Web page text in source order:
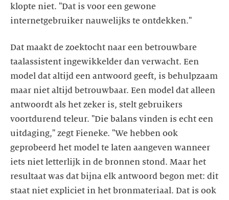
klopte niet. "Dat is voor een gewone
internetgebruiker nauwelijks te ontdekken."
Dat maakt de zoektocht naar een betrouwbare
taalassistent ingewikkelder dan verwacht. Een
model dat altijd een antwoord geeft, is behulpzaam
maar niet altijd betrouwbaar. Een model dat alleen
antwoordt als het zeker is, stelt gebruikers
voortdurend teleur. "Die balans vinden is echt een
uitdaging," zegt Fieneke. "We hebben ook
geprobeerd het model te laten aangeven wanneer
iets niet letterlijk in de bronnen stond. Maar het
resultaat was dat bijna elk antwoord begon met: dit
staat niet expliciet in het bronmateriaal. Dat is ook